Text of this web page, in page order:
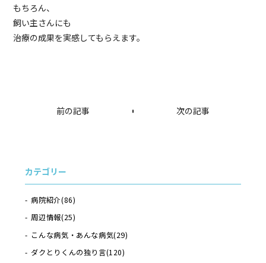
もちろん、
飼い主さんにも
治療の成果を実感してもらえます。
前の記事 次の記事
カテゴリー
病院紹介(86)
周辺情報(25)
こんな病気・あんな病気(29)
ダクとりくんの独り言(120)